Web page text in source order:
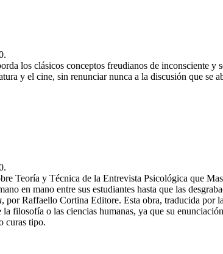
los clásicos conceptos freudianos de inconsciente
y el cine, sin renunciar nunca a la discusión que se
Teoría y Técnica de la Entrevista Psicológica que
en mano entre sus estudiantes hasta que las
, por Raffaello Cortina Editore. Esta obra, traducida por
filosofía o las ciencias humanas, ya que su
curas tipo.